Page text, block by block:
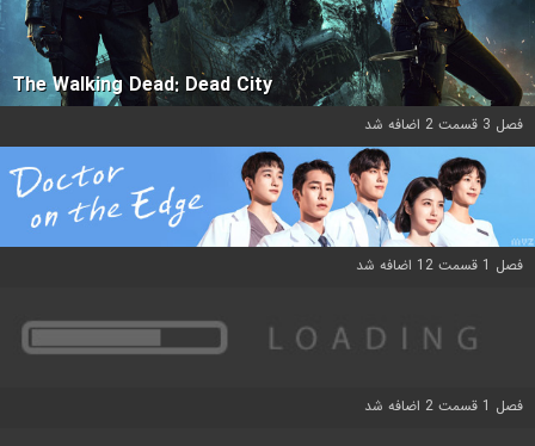
The Walking Dead: Dead City
فصل 3 قسمت 2 اضافه شد
فصل 1 قسمت 12 اضافه شد
فصل 1 قسمت 2 اضافه شد